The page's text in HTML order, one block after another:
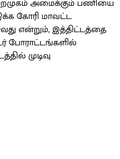
அமைக்கும் பணியை
கோரி மாவட்ட
என்றும், இத்திட்டத்தை
போராட்டங்களில்
முடிவு